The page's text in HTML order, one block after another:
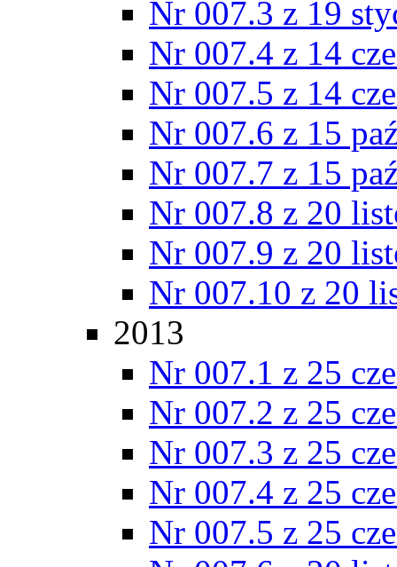
Nr 007.3 z 19
Nr 007.4 z 14
Nr 007.5 z 14
Nr 007.6 z 15
Nr 007.7 z 15
Nr 007.8 z 20
Nr 007.9 z 20
Nr 007.10 z 20
2013
Nr 007.1 z 25
Nr 007.2 z 25
Nr 007.3 z 25
Nr 007.4 z 25
Nr 007.5 z 25